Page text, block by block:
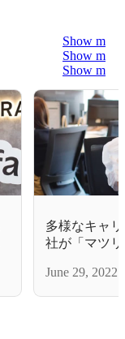
Show more
Show more
Show more
多様なキャ
社が「マツ
June 29, 2022